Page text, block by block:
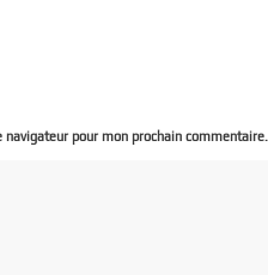
pour mon prochain commentaire.